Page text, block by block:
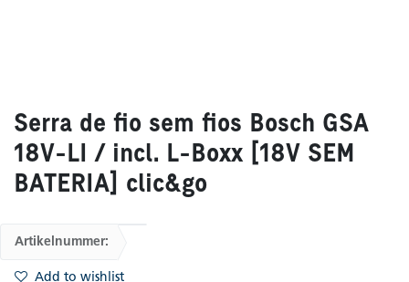
Serra de fio sem fios Bosch GSA
18V-LI / incl. L-Boxx [18V SEM
BATERIA] clic&go
Artikelnummer:
Add to wishlist